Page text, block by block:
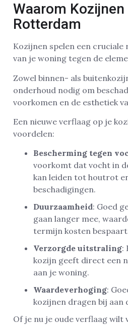
Waarom
Rotterdam
Kozijnen spelen een cruciale
van je woning tegen de
Zowel binnen- als
onderhoud nodig om
voorkomen en de esthetiek
Een nieuwe verflaag op je
voordelen:
Bescherming tegen
voorkomt dat vocht in
kan leiden tot houtrot
beschadigingen.
Duurzaamheid: Goed
gaan langer mee,
termijn kosten
Verzorgde uitstraling:
kozijn geeft direct een
aan je woning.
Waardeverhoging:
kozijnen dragen bij aan
Of je nu je oude verflaag wilt